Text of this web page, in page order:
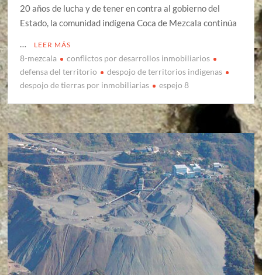
20 años de lucha y de tener en contra al gobierno del
Estado, la comunidad indígena Coca de Mezcala continúa
LEER MÁS
8-mezcala
conflictos por desarrollos inmobiliarios
defensa del territorio
despojo de territorios indigenas
despojo de tierras por inmobiliarias
espejo 8